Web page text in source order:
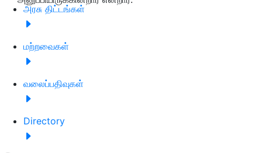
அரசு திட்டங்கள்
மற்றவைகள்
வலைப்பதிவுகள்
Directory